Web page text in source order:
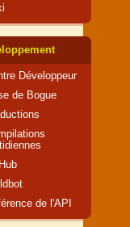
Développeur
de Bogue
de l'API